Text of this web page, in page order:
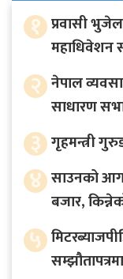
१ प्रवासी
महाधिवेशन
२ नेपाल
साधारण
३ गृहमन्त्री
४ साउनको
बजार,
५